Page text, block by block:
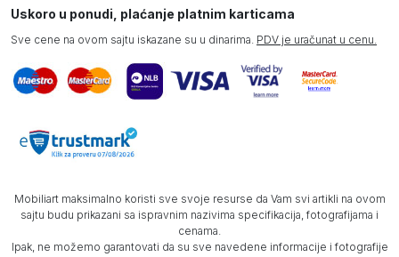
Uskoro u ponudi, plaćanje platnim karticama
Sve cene na ovom sajtu iskazane su u dinarima. PDV je uračunat u cenu.
Mobiliart maksimalno koristi sve svoje resurse da Vam svi artikli na ovom
sajtu budu prikazani sa ispravnim nazivima specifikacija, fotografijama i
cenama.
Ipak, ne možemo garantovati da su sve navedene informacije i fotografije